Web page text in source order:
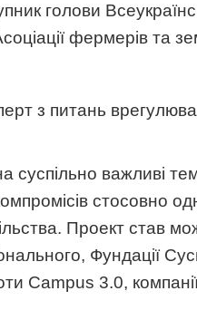
голови
фермерів та
з питань
суспільно важливі
стосовно
Проект став
Фундації
Campus 3.0,